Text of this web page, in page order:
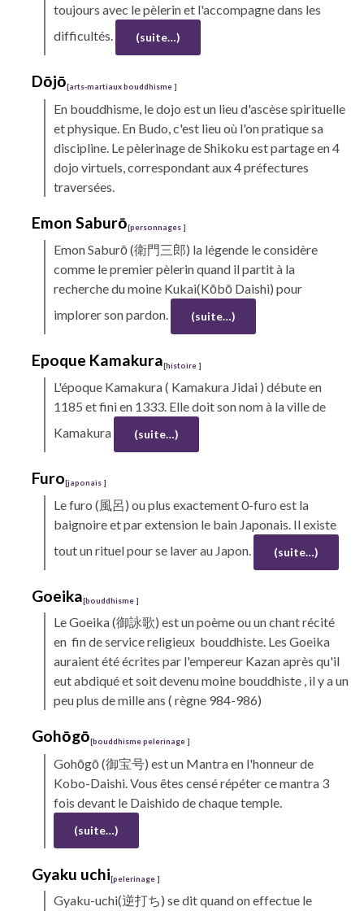
toujours avec le pèlerin et l'accompagne dans les
difficultés.
(suite…)
Dōjō[arts-martiaux bouddhisme]
En bouddhisme, ledojo est un lieu d'ascèse spirituelle
et physique. En Budo, c'est lieu où l'on pratique sa
discipline. Le pèlerinage deShikokuest partage en 4
dojo virtuels, correspondant aux 4 préfectures
traversées.
Emon Saburō[personnages]
Emon Saburō(衛門三郎) la légende le considère
comme le premier pèlerin quand il partit à la
recherche du moine Kukai(Kōbō Daishi) pour
implorer son pardon.
(suite…)
Epoque Kamakura[histoire]
L'époque Kamakura ( Kamakura Jidai ) débute en
1185 et fini en 1333. Elle doit son nom à la ville de
Kamakura
(suite…)
Furo[japonais]
Lefuro (風呂) ou plus exactement 0-furo est la
baignoire et par extension le bain Japonais. Il existe
tout un rituel pour se laver au Japon.
(suite…)
Goeika[bouddhisme]
LeGoeika(御詠歌) est un poème ou un chant récité
en fin de service religieux bouddhiste. Les Goeika
auraient été écrites par l'empereur Kazan après qu'il
eut abdiqué et soit devenu moine bouddhiste , il y a un
peu plus de mille ans ( règne 984-986)
Gohōgō[bouddhisme pelerinage]
Gohōgō(御宝号) est un Mantra en l'honneur de
Kobo-Daishi. Vous êtes censé répéter ce mantra 3
fois devant le Daishido de chaque temple.
(suite…)
Gyaku uchi[pelerinage]
Gyaku-uchi(逆打ち) se dit quand on effectue le